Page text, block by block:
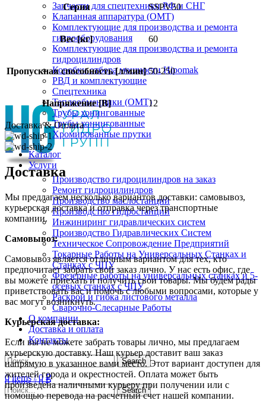
0items / 0₽
Запчасти для спецтехники РФ и СНГ
Клапанная аппаратура (OMT)
Комплектующие для производства и ремонта
гидрооборудования
Комплектующие для производства и ремонта
гидроцилиндров
Коробки отбора мощности Hipomak
РВД и комплектующие
Спецтехника
Теплообменники (OMT)
Трубы хонингованные
Трубы хонингованные
Хромированные прутки
Каталог
Услуги
Производство гидроцилиндров на заказ
Ремонт гидроцилиндров
Производство маслостанций
Производство гидростанций
Инжиниринг гидравлических систем
Производство Гидравлических Систем
Техническое Сопровождение Предприятий
Токарные Работы на Универсальных Станках и
Станках с ЧПУ
Фрезерные работы на универсальных станках и 5-
осевых станках с ЧПУ
Раскрой и гибка листового металла
Сварочно-Слесарные Работы
О компании
Доставка и оплата
Контакты
Search
0items / 0₽
Search
Серия SSPV50
Вес [кг] 60
Пропускная способность [л/мин] 50-250
Напряжение [В] 12
Доставка & Оплата
Доставка
Мы предлагаем несколько вариантов доставки: самовывоз,
курьерская доставка и отправка через транспортные
компании.
Самовывоз:
Самовывоз является отличным вариантом для тех, кто
предпочитает забрать свой заказ лично. У нас есть офис, где
вы можете приехать и получить свои товары. Мы будем рады
приветствовать вас и помочь с любыми вопросами, которые у
вас могут возникнуть.
Курьерская доставка:
Если вы не можете забрать товары лично, мы предлагаем
курьерскую доставку. Наш курьер доставит ваш заказ
напрямую в указанное вами место. Этот вариант доступен для
жителей города и окрестностей. Оплата может быть
произведена наличными курьеру при получении или с
помощью перевода на расчетный счет нашей компании.